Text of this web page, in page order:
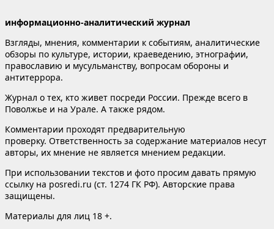
информационно-аналитический журнал
Взгляды, мнения, комментарии к событиям, аналитические
обзоры по культуре, истории, краеведению, этнографии,
православию и мусульманству, вопросам обороны и
антитеррора.
Журнал о тех, кто живет посреди России. Прежде всего в
Поволжье и на Урале. А также рядом.
Комментарии проходят предварительную
проверку. Ответственность за содержание материалов несут
авторы, их мнение не является мнением редакции.
При использовании текстов и фото просим давать прямую
ссылку на posredi.ru (ст. 1274 ГК РФ). Авторские права
защищены.
Материалы для лиц 18 +.